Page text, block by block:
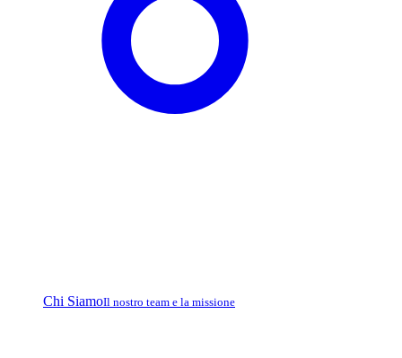
Chi SiamoIl nostro team e la missione